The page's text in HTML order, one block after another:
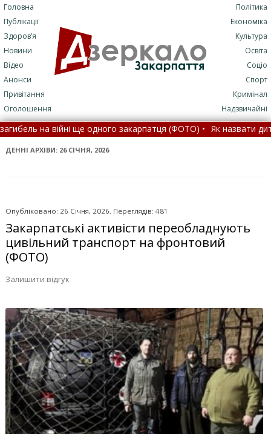
Головна
Публікації
Здоров’я
Новини
Відео
Анонси
Привітання
Оголошення
Політика
Економіка
Культура
Освіта
Соціо
Спорт
Кримінал
Надзвичайні
ще одного закарпатця (ФОТО) • Як назвати дитину в Україні:
кордон: детальне пояснення • Відбувся 231 бій: у Генштабі
ДЕННІ АРХІВИ: 26 СІЧНЯ, 2026
Опубліковано: 26 Січня, 2026. Переглядів: 481
Закарпатські активісти переобладнують
цивільний транспорт на фронтовий
(ФОТО)
Залишити відгук